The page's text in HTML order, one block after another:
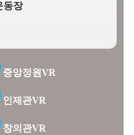
동장
중앙정원VR
인제관VR
창의관VR